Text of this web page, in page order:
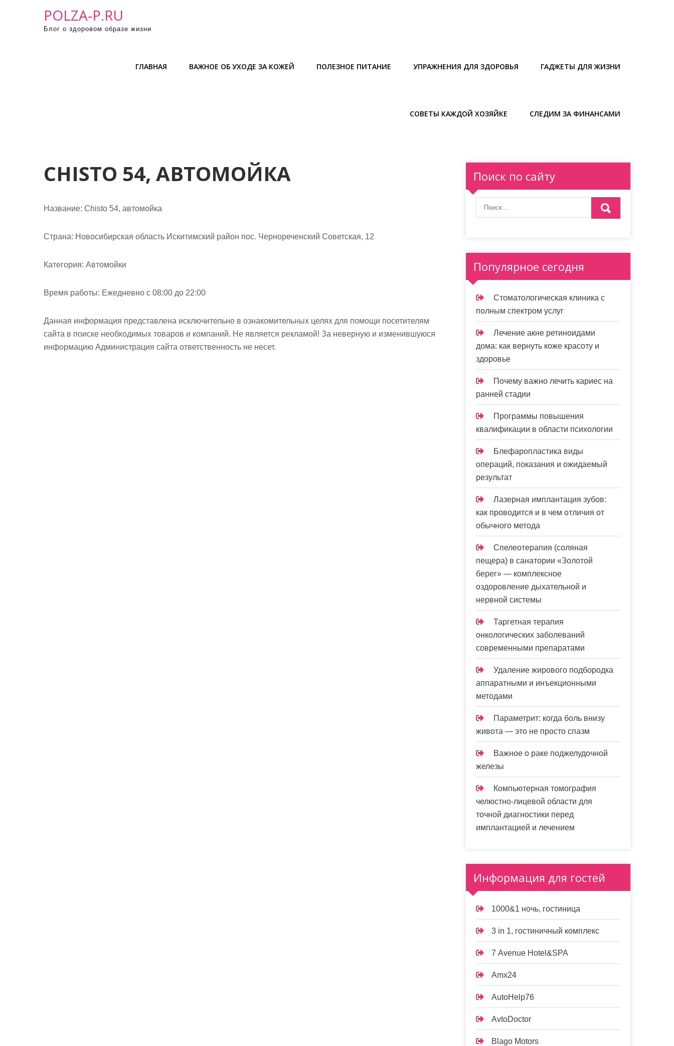
POLZA-P.RU
Блог о здоровом образе жизни
ГЛАВНАЯ ВАЖНОЕ ОБ УХОДЕ ЗА КОЖЕЙ ПОЛЕЗНОЕ ПИТАНИЕ УПРАЖНЕНИЯ ДЛЯ ЗДОРОВЬЯ ГАДЖЕТЫ ДЛЯ ЖИЗНИ
СОВЕТЫ КАЖДОЙ ХОЗЯЙКЕ СЛЕДИМ ЗА ФИНАНСАМИ
CHISTO 54, АВТОМОЙКА
Название: Chisto 54, автомойка
Страна: Новосибирская область Искитимский район пос. Чернореченский Советская, 12
Категория: Автомойки
Время работы: Ежедневно с 08:00 до 22:00
Данная информация представлена исключительно в ознакомительных целях для помощи посетителям
сайта в поиске необходимых товаров и компаний. Не является рекламой! За неверную и изменившуюся
информацию Администрация сайта ответственность не несет.
Поиск по сайту
Популярное сегодня
Стоматологическая клиника с
полным спектром услуг
Лечение акне ретиноидами
дома: как вернуть коже красоту и
здоровье
Почему важно лечить кариес на
ранней стадии
Программы повышения
квалификации в области психологии
Блефаропластика виды
операций, показания и ожидаемый
результат
Лазерная имплантация зубов:
как проводится и в чем отличия от
обычного метода
Спелеотерапия (соляная
пещера) в санатории «Золотой
берег» — комплексное
оздоровление дыхательной и
нервной системы
Таргетная терапия
онкологических заболеваний
современными препаратами
Удаление жирового подбородка
аппаратными и инъекционными
методами
Параметрит: когда боль внизу
живота — это не просто спазм
Важное о раке поджелудочной
железы
Компьютерная томография
челюстно-лицевой области для
точной диагностики перед
имплантацией и лечением
Информация для гостей
1000&1 ночь, гостиница
3 in 1, гостиничный комплекс
7 Avenue Hotel&SPA
Amx24
AutoHelp76
AvtoDoctor
Blago Motors